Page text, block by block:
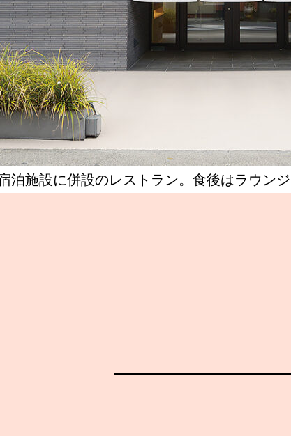
泊施設に併設のレストラン。食後はラウン